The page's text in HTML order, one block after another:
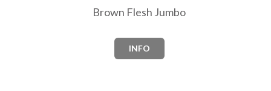
Brown Flesh Jumbo
INFO